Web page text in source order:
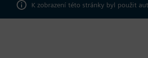
K zobrazení této stránky byl použit